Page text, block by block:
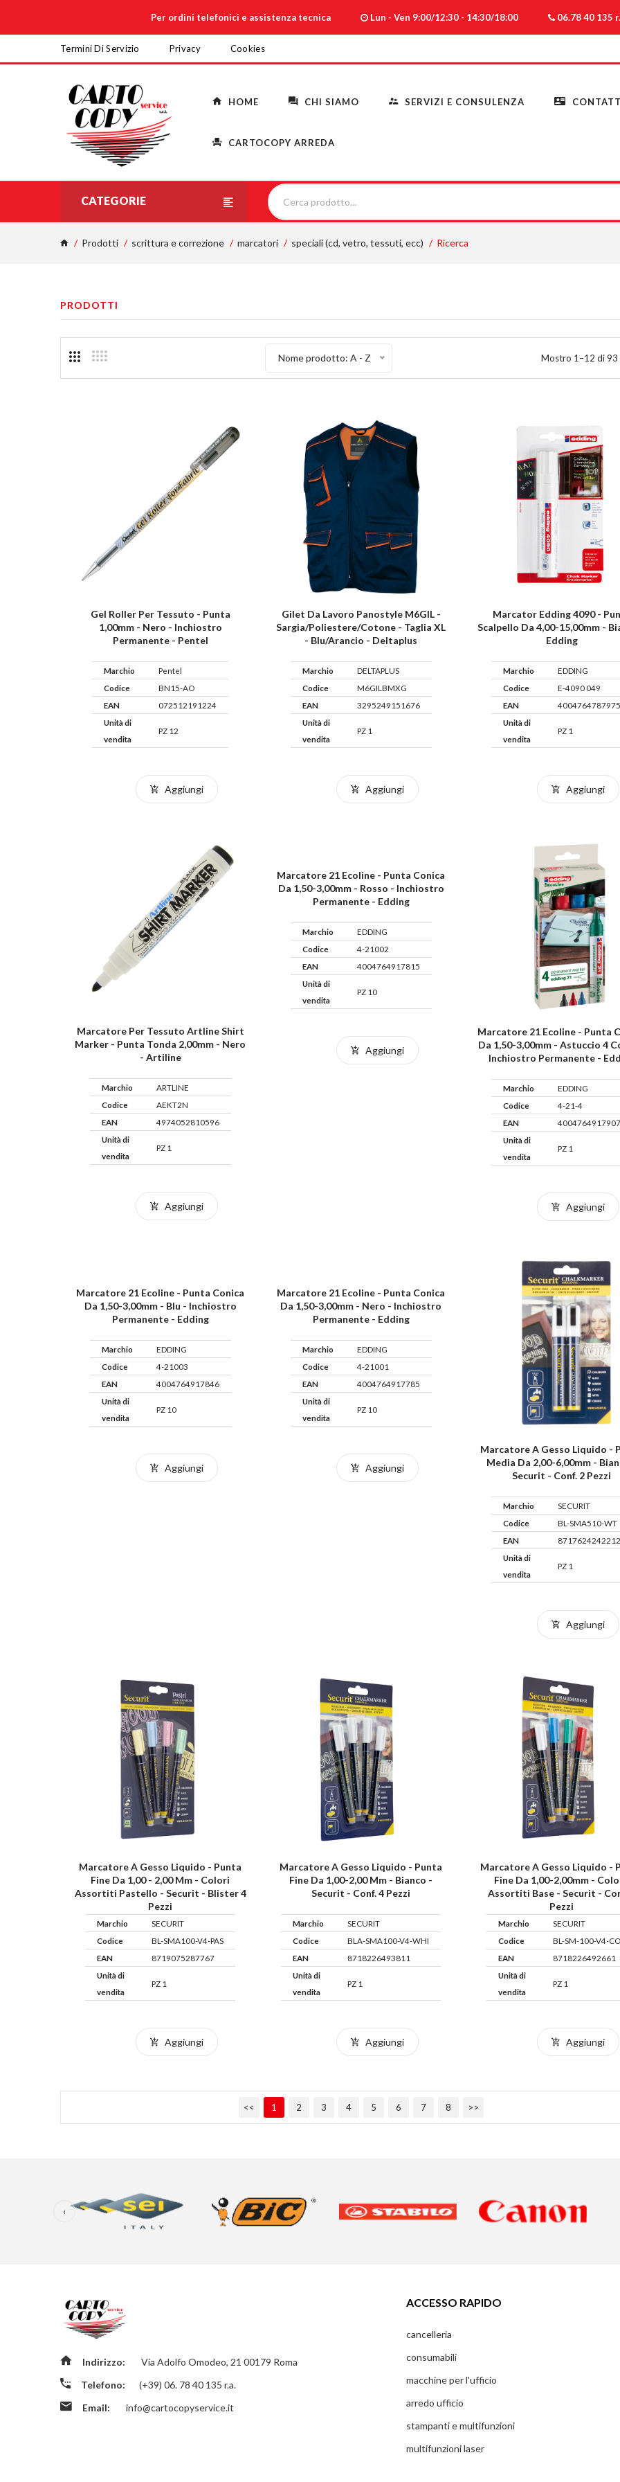
Per ordini telefonici e assistenza tecnica Lun - Ven 9:00/12:30 - 14:30/18:00 06.78 40 135
Termini Di Servizio Privacy Cookies
HOME CHI SIAMO SERVIZI E CONSULENZA
CARTOCOPY ARREDA
CATEGORIE
Prodotti scrittura e correzione marcatori speciali (cd, vetro, tessuti, ecc) Ricerca
PRODOTTI
Nome prodotto: A - Z Mostro 1–12 di
Gel Roller Per Tessuto - Punta
1,00mm - Nero - Inchiostro
Permanente - Pentel
Marchio
Pentel
Codice
BN15-AO
EAN
072512191224
Unità di
vendita
PZ 12
Aggiungi
Gilet Da Lavoro Panostyle M6GIL -
Sargia/poliestere/cotone - Taglia XL
- Blu/arancio - Deltaplus
Marchio
DELTAPLUS
Codice
M6GILBMXG
EAN
3295249151676
Unità di
vendita
PZ 1
Aggiungi
Marcator Edding 4090 -
Scalpello Da 4,00-15,00mm -
Edding
Marchio
EDDING
Codice
E-4090 049
EAN
4004764787975
Unità di
vendita
PZ 1
Aggiungi
Marcatore Per Tessuto Artline Shirt
Marker - Punta Tonda 2,00mm - Nero
- Artiline
Marchio
ARTLINE
Codice
AEKT2N
EAN
4974052810596
Unità di
vendita
PZ 1
Aggiungi
Marcatore 21 Ecoline - Punta Conica
Da 1,50-3,00mm - Rosso - Inchiostro
Permanente - Edding
Marchio
EDDING
Codice
4-21002
EAN
4004764917815
Unità di
vendita
PZ 10
Aggiungi
Marcatore 21 Ecoline - Punta
Da 1,50-3,00mm - Astuccio 4
Inchiostro Permanente -
Marchio
EDDING
Codice
4-21-4
EAN
4004764917907
Unità di
vendita
PZ 1
Aggiungi
Marcatore 21 Ecoline - Punta Conica
Da 1,50-3,00mm - Blu - Inchiostro
Permanente - Edding
Marchio
EDDING
Codice
4-21003
EAN
4004764917846
Unità di
vendita
PZ 10
Aggiungi
Marcatore 21 Ecoline - Punta Conica
Da 1,50-3,00mm - Nero - Inchiostro
Permanente - Edding
Marchio
EDDING
Codice
4-21001
EAN
4004764917785
Unità di
vendita
PZ 10
Aggiungi
Marcatore A Gesso Liquido -
Media Da 2,00-6,00mm -
Securit - Conf. 2 Pezzi
Marchio
SECURIT
Codice
BL-SMA510-WT
EAN
8717624242212
Unità di
vendita
PZ 1
Aggiungi
Marcatore A Gesso Liquido - Punta
Fine Da 1,00 - 2,00 Mm - Colori
Assortiti Pastello - Securit - Blister 4
Pezzi
Marchio
SECURIT
Codice
BL-SMA100-V4-PAS
EAN
8719075287767
Unità di
vendita
PZ 1
Aggiungi
Marcatore A Gesso Liquido - Punta
Fine Da 1,00-2,00 Mm - Bianco -
Securit - Conf. 4 Pezzi
Marchio
SECURIT
Codice
BLA-SMA100-V4-WHI
EAN
8718226493811
Unità di
vendita
PZ 1
Aggiungi
Marcatore A Gesso Liquido -
Fine Da 1,00-2,00mm -
Assortiti Base - Securit -
Pezzi
Marchio
SECURIT
Codice
BL-SM-100-V4-
EAN
8718226492661
Unità di
vendita
PZ 1
Aggiungi
<< 1 2 3 4 5 6 7 8 >>
‹
Indirizzo:
Via Adolfo Omodeo, 21 00179 Roma
Telefono:
(+39) 06. 78 40 135 r.a.
Email:
info@cartocopyservice.it
ACCESSO RAPIDO
cancelleria
consumabili
macchine per l'ufficio
arredo ufficio
stampanti e multifunzioni
multifunzioni laser